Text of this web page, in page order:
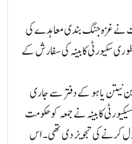
نے غزہ جنگ بندی معاہدے کی
سکیورٹی کابینہ کی سفارش کے
نیتن یاہو کے دفتر سے جاری
کابینہ نے جمعہ کو حکومت
کرنے کی تجویز دی تھی۔ اس